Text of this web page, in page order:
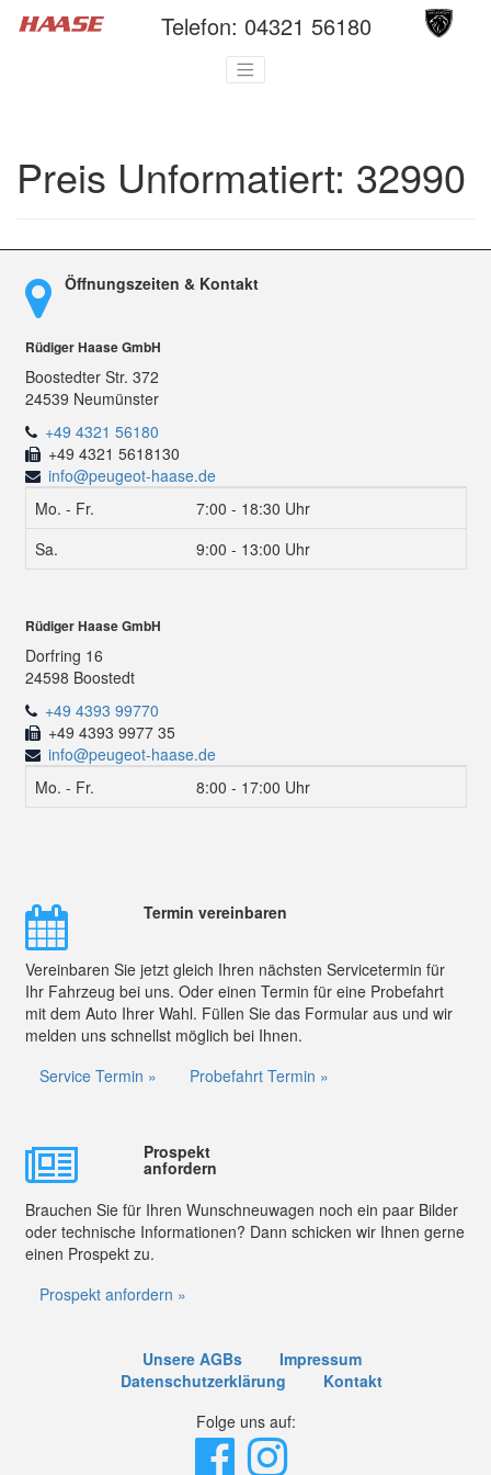
Telefon: 04321 56180
Preis Unformatiert: 32990
Öffnungszeiten & Kontakt
Rüdiger Haase GmbH
Boostedter Str. 372
24539 Neumünster
+49 4321 56180
+49 4321 5618130
info@peugeot-haase.de
Mo. - Fr.
7:00 - 18:30 Uhr
Sa.
9:00 - 13:00 Uhr
Rüdiger Haase GmbH
Dorfring 16
24598 Boostedt
+49 4393 99770
+49 4393 9977 35
info@peugeot-haase.de
Mo. - Fr.
8:00 - 17:00 Uhr
Termin vereinbaren
Vereinbaren Sie jetzt gleich Ihren nächsten Servicetermin für
Ihr Fahrzeug bei uns. Oder einen Termin für eine Probefahrt
mit dem Auto Ihrer Wahl. Füllen Sie das Formular aus und wir
melden uns schnellst möglich bei Ihnen.
Service Termin »
Probefahrt Termin »
Prospekt
anfordern
Brauchen Sie für Ihren Wunschneuwagen noch ein paar Bilder
oder technische Informationen? Dann schicken wir Ihnen gerne
einen Prospekt zu.
Prospekt anfordern »
Unsere AGBs
Impressum
Datenschutzerklärung
Kontakt
Folge uns auf: